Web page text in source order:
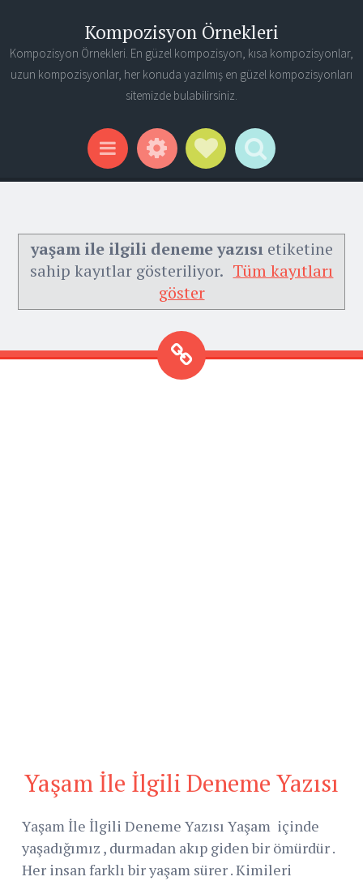
Kompozisyon Örnekleri
Kompozisyon Örnekleri. En güzel kompozisyon, kısa kompozisyonlar,
uzun kompozisyonlar, her konuda yazılmış en güzel kompozisyonları
sitemizde bulabilirsiniz.
Menu WidgetsSocial Links
Search
yaşam ile ilgili deneme yazısıetiketine
sahip kayıtlar gösteriliyor. Tüm kayıtları
göster
Yaşam İle İlgili Deneme Yazısı
Yaşam İle İlgili Deneme Yazısı Yaşam içinde
yaşadığımız , durmadan akıp giden bir ömürdür .
Her insan farklı bir yaşam sürer . Kimileri